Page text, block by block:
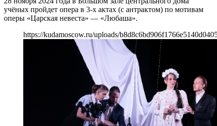
учёных пройдет опера в 3-х актах (с антрактом) по мотивам
оперы «Царская невеста» — «Любаша».
https://kudamoscow.ru/uploads/